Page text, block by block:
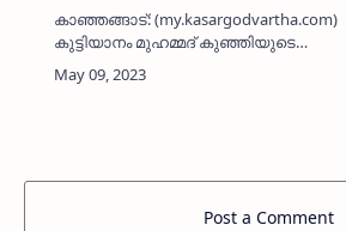
കാഞ്ഞങ്ങാട്: (my.kasargodvartha.com)
കുട്ടിയാനം മുഹമ്മദ് കുഞ്ഞിയുടെ
'പ്രവാസത്തിന്റെ ഇന്നലെകള്‍' പുസ്തകം
പ്രകാശനം ചെയ്തു. കാഞ്ഞങ്ങാട് ജില്ലാ
Post a Comment